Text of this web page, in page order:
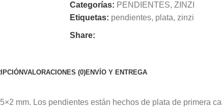
Categorías: PENDIENTES, ZINZI
Etiquetas: pendientes, plata, zinzi
Share:
VALORACIONES (0)ENVÍO Y ENTREGA
mm. Los pendientes están hechos de plata de primera